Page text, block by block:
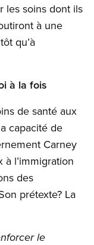
les soins dont ils
à une
qu’à
à la fois
de santé aux
capacité de
Carney
l’immigration
des
prétexte? La
le